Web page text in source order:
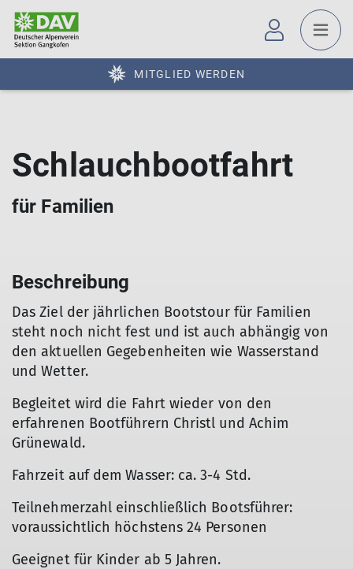
MITGLIED WERDEN
Schlauchbootfahrt
für Familien
Beschreibung
Das Ziel der jährlichen Bootstour für Familien
steht noch nicht fest und ist auch abhängig von
den aktuellen Gegebenheiten wie Wasserstand
und Wetter.
Begleitet wird die Fahrt wieder von den
erfahrenen Bootführern Christl und Achim
Grünewald.
Fahrzeit auf dem Wasser: ca. 3-4 Std.
Teilnehmerzahl einschließlich Bootsführer:
voraussichtlich höchstens 24 Personen
Geeignet für Kinder ab 5 Jahren.